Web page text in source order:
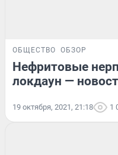
ОБЩЕСТВО ОБЗОР
Нефритовые
локдаун —
19 октября, 2021, 21:18 1